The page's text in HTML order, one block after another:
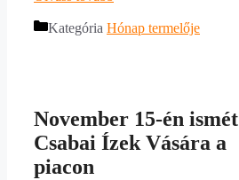
Kategória Hónap termelője
November 15-én ismét
Csabai Ízek Vására a
piacon